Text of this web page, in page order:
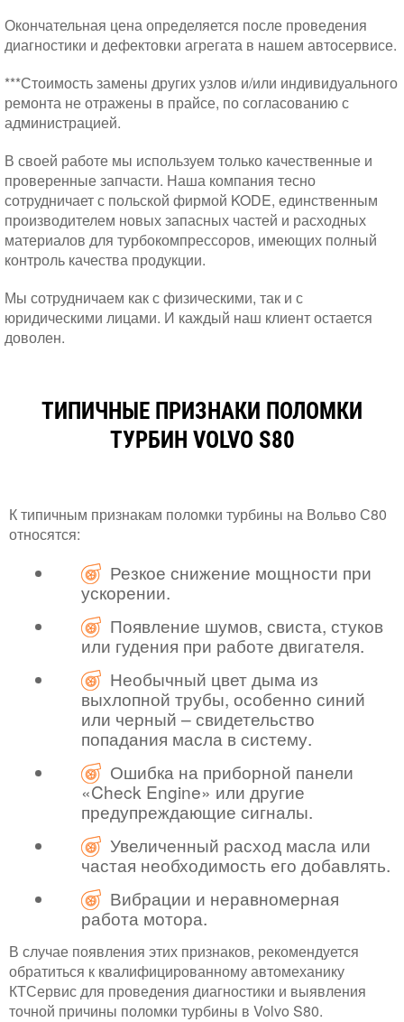
Окончательная цена определяется после проведения
диагностики и дефектовки агрегата в нашем автосервисе.
***Стоимость замены других узлов и/или индивидуального
ремонта не отражены в прайсе, по согласованию с
администрацией.
В своей работе мы используем только качественные и
проверенные запчасти. Наша компания тесно
сотрудничает с польской фирмой KODE, единственным
производителем новых запасных частей и расходных
материалов для турбокомпрессоров, имеющих полный
контроль качества продукции.
Мы сотрудничаем как с физическими, так и с
юридическими лицами. И каждый наш клиент остается
доволен.
ТИПИЧНЫЕ ПРИЗНАКИ ПОЛОМКИ
ТУРБИН VOLVO S80
К типичным признакам поломки турбины на Вольво С80
относятся:
Резкое снижение мощности при
ускорении.
Появление шумов, свиста, стуков
или гудения при работе двигателя.
Необычный цвет дыма из
выхлопной трубы, особенно синий
или черный – свидетельство
попадания масла в систему.
Ошибка на приборной панели
«Check Engine» или другие
предупреждающие сигналы.
Увеличенный расход масла или
частая необходимость его добавлять.
Вибрации и неравномерная
работа мотора.
В случае появления этих признаков, рекомендуется
обратиться к квалифицированному автомеханику
КТСервис для проведения диагностики и выявления
точной причины поломки турбины в Volvo S80.